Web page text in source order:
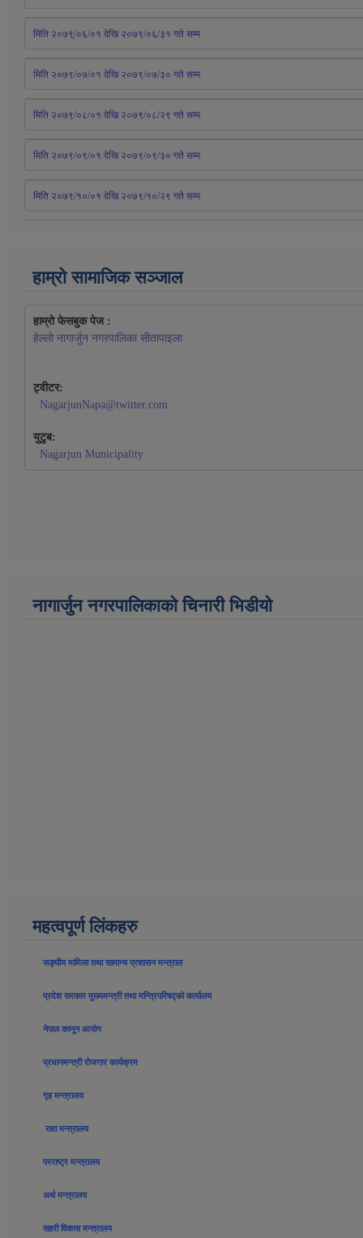
मिति २०७९्/०६/०१ देखि २०७९/०६/३१ गते सम्म
मिति २०७९/०७/०१ देखि २०७९/०७/३० गते सम्म
मिति २०७९/०८/०१ देखि २०७९/०८/२९ गते सम्म
मिति २०७९/०९/०१ देखि २०७९/०९/३० गते सम्म
मिति २०७९/१०/०१ देखि २०७९/१०/२९ गते सम्म
हाम्रो सामाजिक सञ्जाल
हाम्रो फेसबुक पेज :
हेल्लो नागार्जुन नगरपालिका सीतापाइला
ट्वीटर:
NagarjunNapa@twitter.com
युटुब:
Nagarjun Municipality
नागार्जुन नगरपालिकाको चिनारी भिडीयो
महत्वपूर्ण लिंकहरु
सङ्घीय मामिला तथा सामान्य प्रशासन मन्त्राल
प्रदेश सरकार मुख्यमन्त्री तथा मन्त्रिपरिषद्को कार्यालय
नेपाल कानून आयोग
प्रधानमन्त्री रोजगार कार्यक्रम
गृह मन्त्रालय
रक्षा मन्त्रालय
परराष्ट्र मन्त्रालय
अर्थ मन्त्रालय
सहरी विकास मन्त्रालय